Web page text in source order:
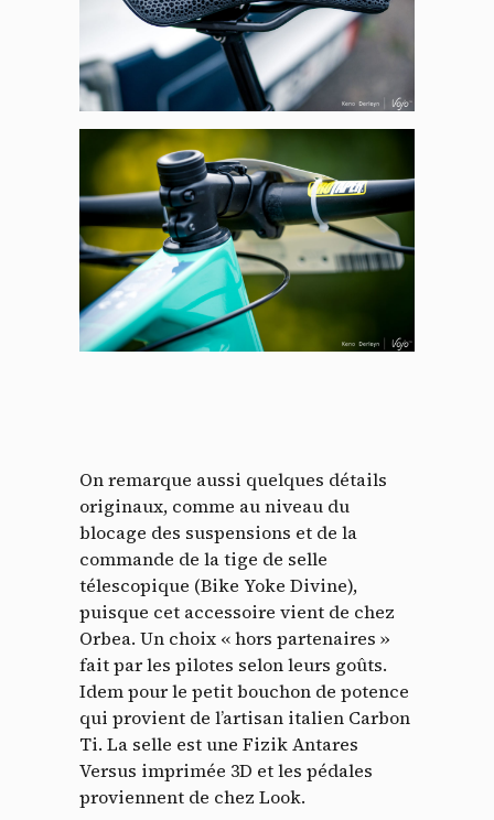
On remarque aussi quelques détails
originaux, comme au niveau du
blocage des suspensions et de la
commande de la tige de selle
télescopique (Bike Yoke Divine),
puisque cet accessoire vient de chez
Orbea. Un choix « hors partenaires »
fait par les pilotes selon leurs goûts.
Idem pour le petit bouchon de potence
qui provient de l’artisan italien Carbon
Ti. La selle est une Fizik Antares
Versus imprimée 3D et les pédales
proviennent de chez Look.
Panneau de gestion des
cookies
En autorisant ces services tiers, vous acceptez le dépôt et la
lecture de cookies et l'utilisation de technologies de suivi
nécessaires à leur bon fonctionnement.
Politique de confidentialité